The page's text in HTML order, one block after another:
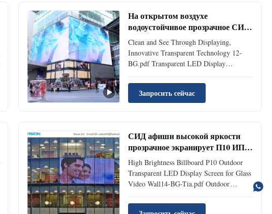
На открытом воздухе
водоустойчивое прозрачное СИД
экранирует 5500 Ниц для окна
стеклянной стены
Clean and See Through Displaying,
Innovative Transparent Technology 12-
BG.pdf Transparent LED Display
3.9*7.8 mm Pixel Configuration SMD
1921 Pixel Density 32,256 pixels/m²
Moudule Dimensions(W*H)(mm) 500*125
Запросить сейчас
СИД афиши высокой яркости
прозрачное экранирует П10 ИП65
для стеклянной видео- стены
High Brightness Billboard P10 Outdoor
Transparent LED Display Screen for Glass
Video Wall14-BG-Tia.pdf Outdoor
guarantee for waterproof ability.